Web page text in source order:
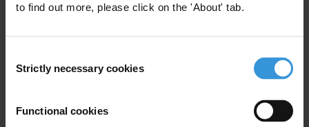
to find out more, please click on the 'About' tab.
Selection
Strictly necessary cookies
Functional cookies
más firme contra la corrupción,” afirmó David Nussbaum, director
ley, se pueden convertir en baluartes de una lucha victoriosa contra
Transparency International recomienda: